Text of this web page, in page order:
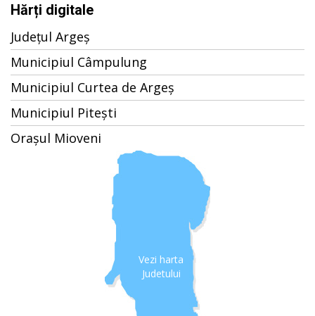
Hărți digitale
Județul Argeș
Municipiul Câmpulung
Municipiul Curtea de Argeș
Municipiul Pitești
Orașul Mioveni
Vezi harta
Judetului